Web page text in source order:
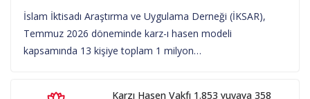
İslam İktisadı Araştırma ve Uygulama Derneği (İKSAR),
Temmuz 2026 döneminde karz-ı hasen modeli
kapsamında 13 kişiye toplam 1 milyon…
Karzı Hasen Vakfı 1.853 yuvaya 358